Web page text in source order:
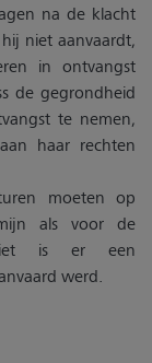
na de klacht
niet aanvaardt,
in ontvangst
de gegrondheid
te nemen,
haar rechten
moeten op
als voor de
is er een
werd.